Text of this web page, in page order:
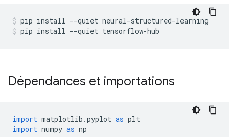
pip install --quiet neural-structured-learning
pip install --quiet tensorflow-hub
Dépendances et importations
import matplotlib .pyplot as plt
import numpy as np